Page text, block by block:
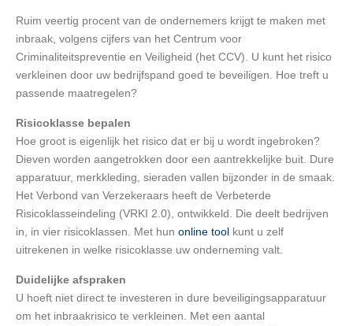
Ruim veertig procent van de ondernemers krijgt te maken met
inbraak, volgens cijfers van het Centrum voor
Criminaliteitspreventie en Veiligheid (het CCV). U kunt het risico
verkleinen door uw bedrijfspand goed te beveiligen. Hoe treft u
passende maatregelen?
Risicoklasse bepalen
Hoe groot is eigenlijk het risico dat er bij u wordt ingebroken?
Dieven worden aangetrokken door een aantrekkelijke buit. Dure
apparatuur, merkkleding, sieraden vallen bijzonder in de smaak.
Het Verbond van Verzekeraars heeft de Verbeterde
Risicoklasseindeling (VRKI 2.0), ontwikkeld. Die deelt bedrijven
in, in vier risicoklassen. Met hun online tool kunt u zelf
uitrekenen in welke risicoklasse uw onderneming valt.
Duidelijke afspraken
U hoeft niet direct te investeren in dure beveiligingsapparatuur
om het inbraakrisico te verkleinen. Met een aantal